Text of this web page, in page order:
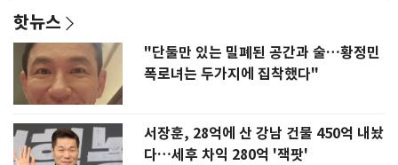
핫뉴스
"단둘만 있는 밀폐된 공간과 술…황정민
폭로녀는 두가지에 집착했다"
서장훈, 28억에 산 강남 건물 450억 내놨
다…세후 차익 280억 '잭팟'